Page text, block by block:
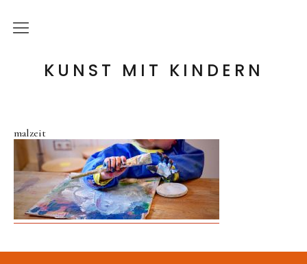
KUNST MIT KINDERN
die Idee
Holzwerkstatt
Tonwerkstatt
Farb-Werkstatt
Wir schaffen Landschaften
malzeit